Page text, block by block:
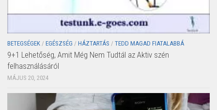
BETEGSÉGEK / EGÉSZSÉG / HÁZTARTÁS / TEDD MAGAD FIATALABBÁ
9+1 Lehetőség, Amit Még Nem Tudtál az Aktiv szén
felhasználásáról
MÁJUS 20, 2024